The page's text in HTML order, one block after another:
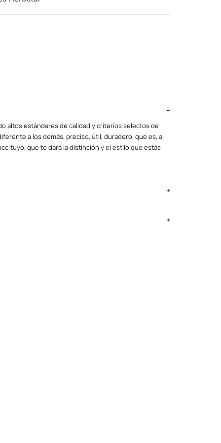
altos estándares de calidad y criterios selectos de
a los demás, preciso, útil, duradero, que es, al
tuyo, que te dará la distinción y el estilo que estás